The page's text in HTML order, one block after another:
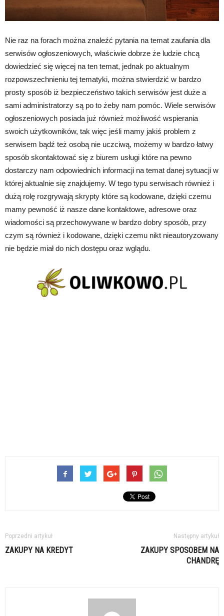
Nie raz na forach można znaleźć pytania na temat zaufania dla
serwisów ogłoszeniowych, właściwie dobrze że ludzie chcą
dowiedzieć się więcej na ten temat, jednak po aktualnym
rozpowszechnieniu tej tematyki, można stwierdzić w bardzo
prosty sposób iż bezpieczeństwo takich serwisów jest duże a
sami administratorzy są po to żeby nam pomóc. Wiele serwisów
ogłoszeniowych posiada już również możliwość wspierania
swoich użytkowników, tak więc jeśli mamy jakiś problem z
serwisem bądź też osobą nie uczciwą, możemy w bardzo łatwy
sposób skontaktować się z biurem usługi które na pewno
dostarczy nam odpowiednich informacji na temat danej sytuacji w
której aktualnie się znajdujemy. W tego typu serwisach również i
dużą rolę rozgrywają skrypty które są kodowane, dzięki czemu
mamy pewność iż nasze dane kontaktowe, adresowe oraz
wiadomości są przechowywane w bardzo dobry sposób, przy
czym są również i kodowane, dzięki czemu nikt nieautoryzowany
nie będzie miał do nich dostępu oraz wglądu.
Poprzedni artykuł
ZAKUPY NA KREDYT
Następny artykuł
ZAKUPY SPOSOBEM NA
CHANDRĘ